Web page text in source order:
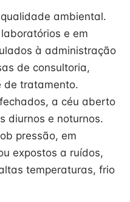
ambiental.
e em
à administração
de consultoria,
de tratamento.
a céu aberto
diurnos e noturnos.
pressão, em
expostos a ruídos,
temperaturas, frio